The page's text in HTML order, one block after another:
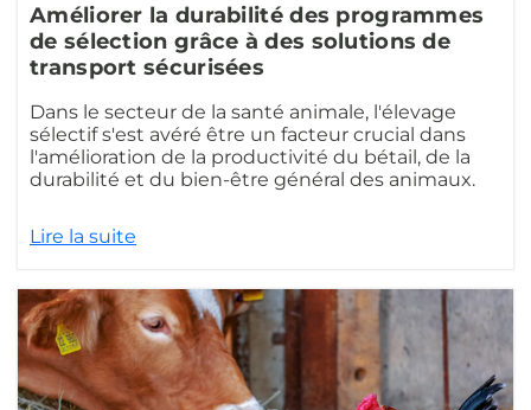
Améliorer la durabilité des programmes
de sélection grâce à des solutions de
transport sécurisées
Dans le secteur de la santé animale, l'élevage
sélectif s'est avéré être un facteur crucial dans
l'amélioration de la productivité du bétail, de la
durabilité et du bien-être général des animaux.
Lire la suite